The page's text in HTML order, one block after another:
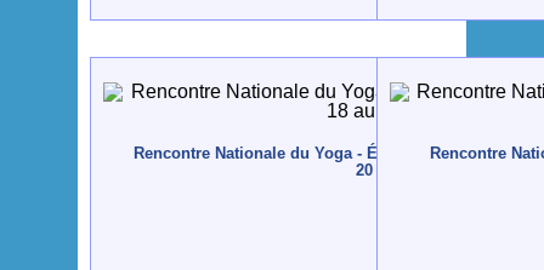
Rencontre Nationale du Yoga - Évora - 2005,
20
Rencontre